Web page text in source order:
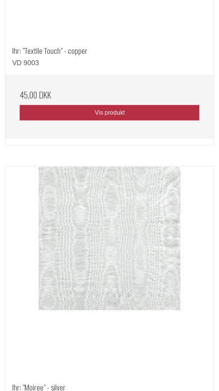
Ihr: "Textile Touch" - copper
VD 9003
45,00 DKK
Vis produkt
Ihr: "Moiree" - silver